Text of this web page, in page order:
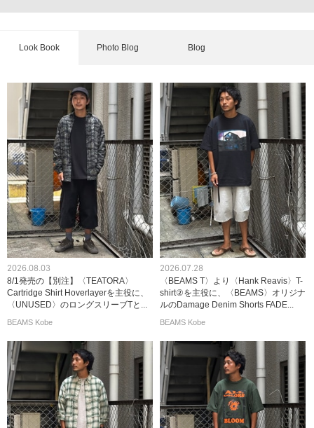
Look Book Photo Blog Blog
2026.08.03
8/1発売の【別注】〈TEATORA〉
Cartridge Shirt Hoverlayerを主役に、
〈UNUSED〉のロングスリーブTと...
BEAMS Kobe
2026.07.28
〈BEAMS T〉より〈Hank Reavis〉T-
shirt②を主役に、〈BEAMS〉オリジナ
ルのDamage Denim Shorts FADE...
BEAMS Kobe